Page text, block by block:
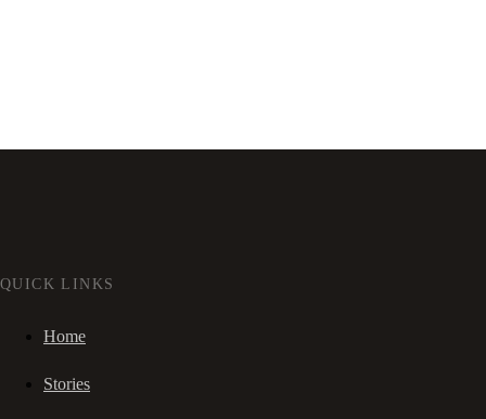
QUICK LINKS
Home
Stories